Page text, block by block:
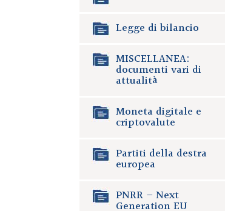
Legge di bilancio
MISCELLANEA:
documenti vari di
attualità
Moneta digitale e
criptovalute
Partiti della destra
europea
PNRR – Next
Generation EU